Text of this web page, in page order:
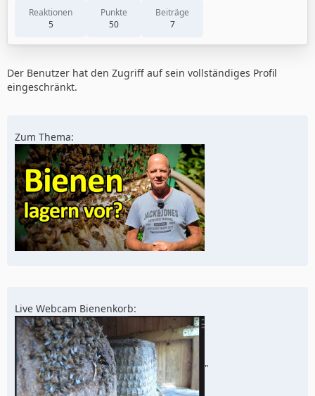
Reaktionen
5
Punkte
50
Beiträge
7
Der Benutzer hat den Zugriff auf sein vollständiges Profil
eingeschränkt.
Zum Thema:
Live Webcam Bienenkorb:
"